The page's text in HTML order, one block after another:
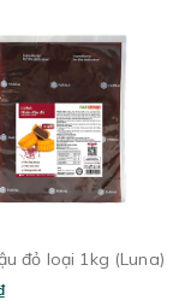
đỏ loại 1kg (Luna)